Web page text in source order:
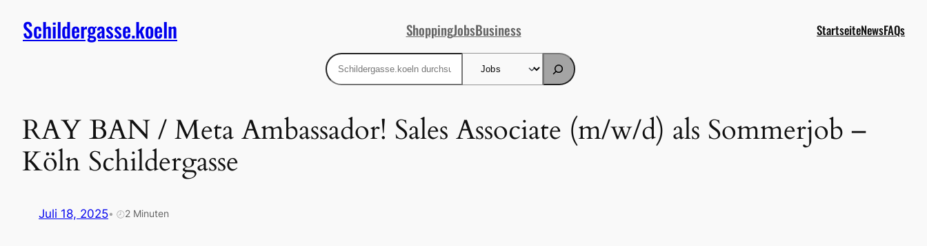
InhaltSchildergasse.koeln ShoppingJobsBusiness StartseiteNewsFAQs
Suchen
RAY BAN / Meta Ambassador! Sales Associate (m/w/d) als Sommerjob –
Köln Schildergasse
Juli 18, 2025• 🕗2 Minuten